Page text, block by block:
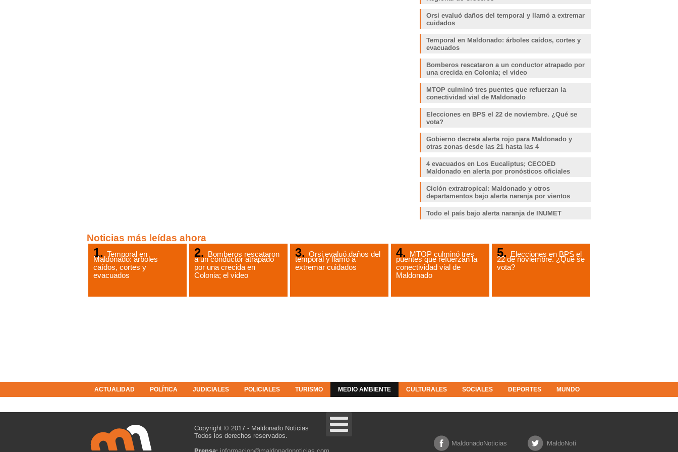
Orsi evaluó daños del temporal y llamó a extremar
cuidados
Temporal en Maldonado: árboles caídos, cortes y
evacuados
Bomberos rescataron a un conductor atrapado por
una crecida en Colonia; el video
MTOP culminó tres puentes que refuerzan la
conectividad vial de Maldonado
Elecciones en BPS el 22 de noviembre. ¿Qué se
vota?
Gobierno decreta alerta rojo para Maldonado y
otras zonas desde las 21 hasta las 4
4 evacuados en Los Eucaliptus; CECOED
Maldonado en alerta por pronósticos oficiales
Ciclón extratropical: Maldonado y otros
departamentos bajo alerta naranja por vientos
Todo el país bajo alerta naranja de INUMET
Noticias más leídas ahora
Temporal en
Maldonado: árboles
caídos, cortes y
evacuados
Bomberos rescataron
a un conductor atrapado
por una crecida en
Colonia; el video
Orsi evaluó daños del
temporal y llamó a
extremar cuidados
MTOP culminó tres
puentes que refuerzan la
conectividad vial de
Maldonado
Elecciones en BPS el
22 de noviembre. ¿Qué se
vota?
ACTUALIDAD POLÍTICA JUDICIALES POLICIALES TURISMO MEDIO AMBIENTE CULTURALES SOCIALES DEPORTES MUNDO
Copyright © 2017 - Maldonado Noticias
Todos los derechos reservados.
MaldonadoNoticias MaldoNoti